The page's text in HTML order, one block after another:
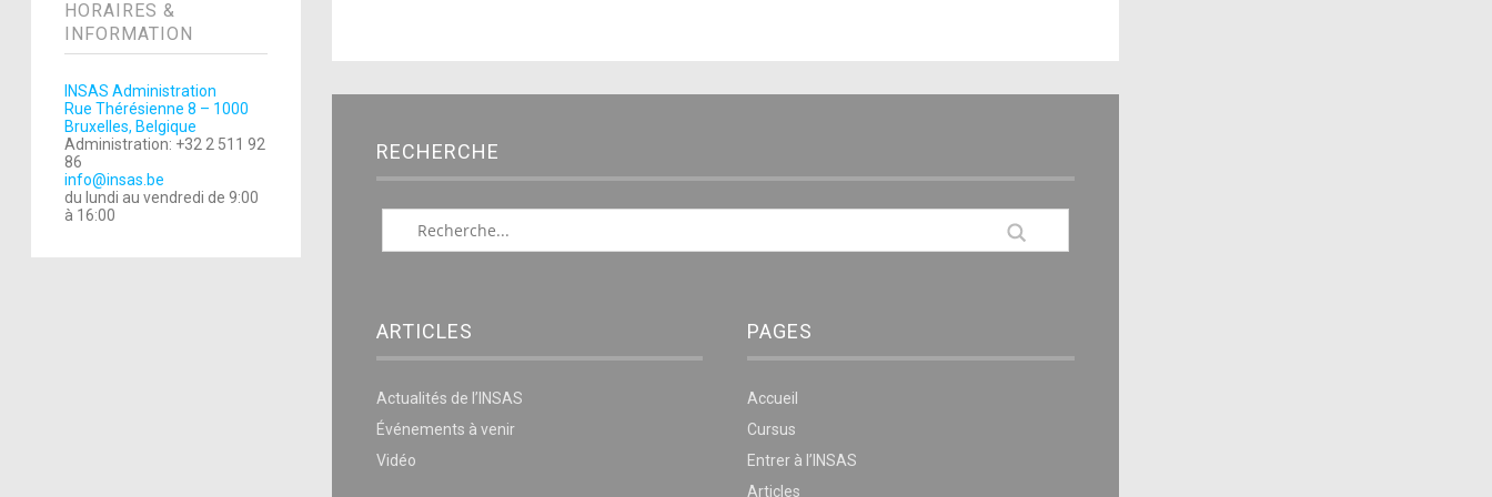
HORAIRES &
INFORMATION
INSAS Administration
Rue Thérésienne 8 – 1000
Bruxelles, Belgique
Administration: +32 2 511 92
86
info@insas.be
du lundi au vendredi de 9:00
à 16:00
RECHERCHE
ARTICLES
Actualités de l’INSAS
Événements à venir
Vidéo
PAGES
Accueil
Cursus
Entrer à l’INSAS
Articles